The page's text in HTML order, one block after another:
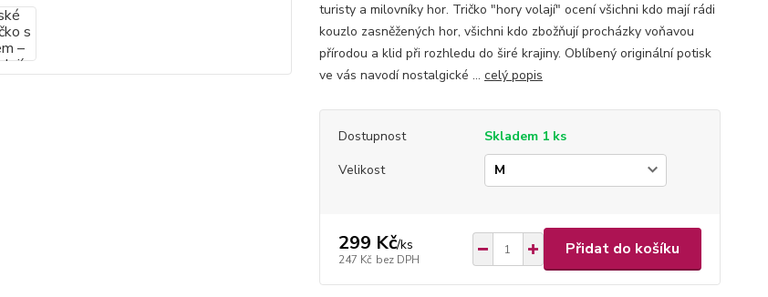
turisty a milovníky hor. Tričko "hory volají" ocení všichni kdo mají rádi
kouzlo zasněžených hor, všichni kdo zbožňují procházky voňavou
přírodou a klid při rozhledu do širé krajiny. Oblíbený originální potisk
ve vás navodí nostalgické ... celý popis
Dostupnost
Skladem 1 ks
Velikost
299 Kč/ks
247 Kč bez DPH
Přidat do košíku